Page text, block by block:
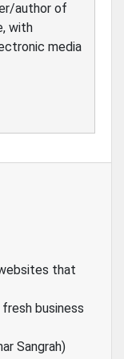
author of
with
media
that
business
Sangrah)